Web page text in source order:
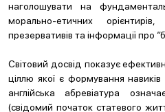
наголошувати на
морально-етичних
презервативів та інформації про
Світовий досвід показує
ціллю якої є формування навиків
англійська абревіатура
(свідомий початок статевого